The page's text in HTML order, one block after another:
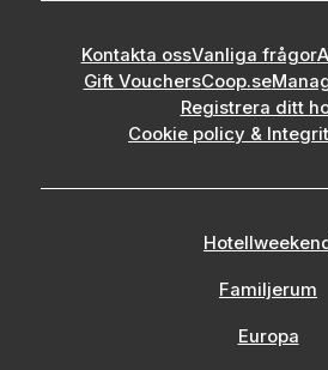
Kontakta ossVanliga frågor
Gift VouchersCoop.se
Registrera ditt
Cookie policy &
Familjerum
Europa